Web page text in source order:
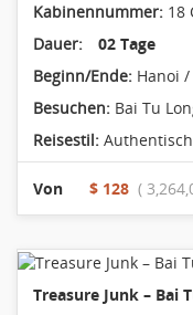
Kabinennummer: 18
Dauer:
02 Tage
Beginn/Ende: Hanoi
Besuchen: Bai Tu
Reisestil: Authentisch
Von $ 128 (
Treasure Junk – Bai